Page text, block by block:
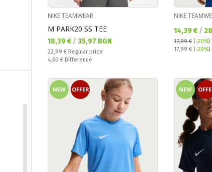
NIKE TEAMWEAR
M PARK20 SS TEE
Текуща цена:
18,39 € / 35,97 BGN
Regular price:
22,99 € Regular price
Спестявате:
4,60 € Difference
NIKE
Текуща
14,39 € /
17,99 € (-20%)
Regular price:
17,99 € (-20%)
NEW OFFER NEW